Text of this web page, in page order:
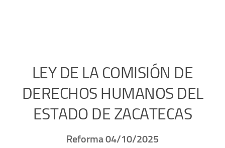
LEY DE LA COMISIÓN DE
DERECHOS HUMANOS DEL
ESTADO DE ZACATECAS
Reforma 04/10/2025